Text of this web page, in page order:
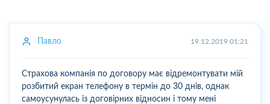
Павло 19.12.2019 01:21
Страхова компанія по договору має відремонтувати мій
розбитий екран телефону в термін до 30 днів, однак
самоусунулась із договірних відносин і тому мені